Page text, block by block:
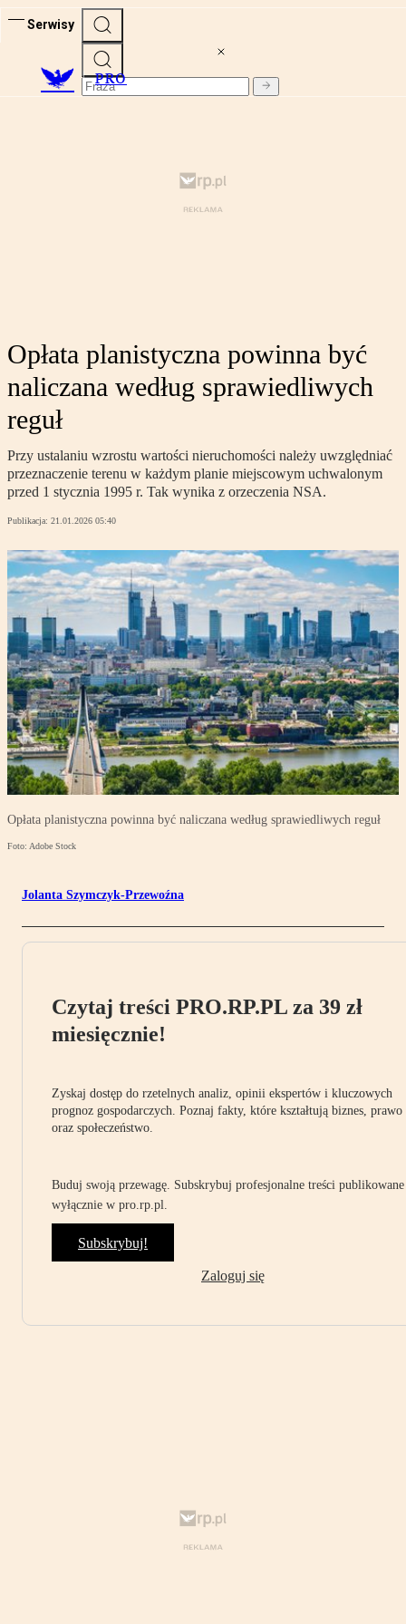
Serwisy
PRO
Opłata planistyczna powinna być
naliczana według sprawiedliwych
reguł
Przy ustalaniu wzrostu wartości nieruchomości należy uwzględniać
przeznaczenie terenu w każdym planie miejscowym uchwalonym
przed 1 stycznia 1995 r. Tak wynika z orzeczenia NSA.
Publikacja: 21.01.2026 05:40
Opłata planistyczna powinna być naliczana według sprawiedliwych reguł
Foto: Adobe Stock
Jolanta Szymczyk-Przewoźna
Czytaj treści PRO.RP.PL za 39 zł
miesięcznie!
Zyskaj dostęp do rzetelnych analiz, opinii ekspertów i kluczowych
prognoz gospodarczych. Poznaj fakty, które kształtują biznes, prawo
oraz społeczeństwo.
Buduj swoją przewagę. Subskrybuj profesjonalne treści publikowane
wyłącznie w pro.rp.pl.
Subskrybuj!
Zaloguj się